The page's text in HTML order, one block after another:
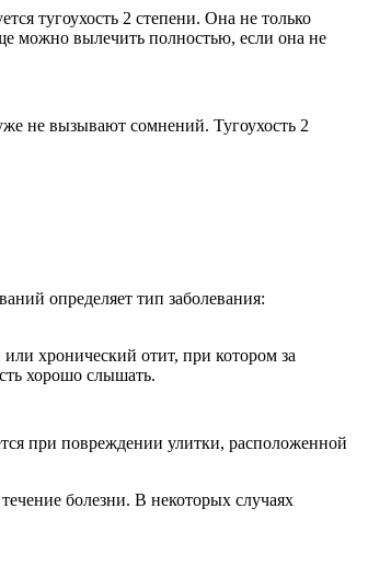
тугоухость 2 степени. Она не только
можно вылечить полностью, если она не
не вызывают сомнений. Тугоухость 2
определяет тип заболевания:
хронический отит, при котором за
хорошо слышать.
при повреждении улитки, расположенной
болезни. В некоторых случаях